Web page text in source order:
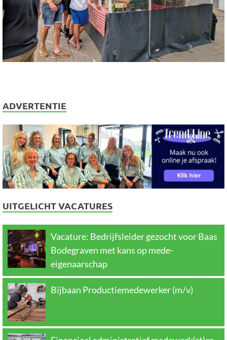
ADVERTENTIE
UITGELICHT VACATURES
Vacature: Bedrijfsleider gezocht voor Baas
Bodegraven met kans op mede-
eigenaarschap
Bijbaan Productiemedewerker (m/v)